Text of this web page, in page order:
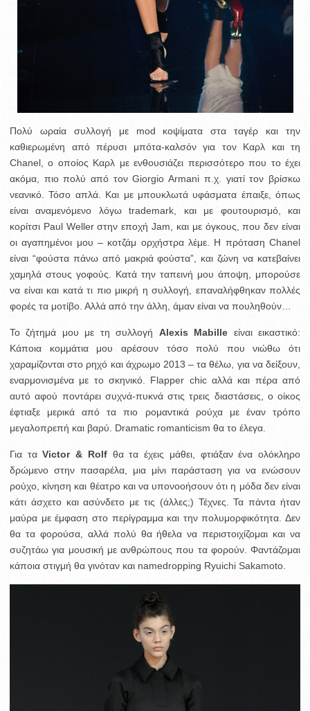
Πολύ ωραία συλλογή με mod κοψίματα στα ταγέρ και την
καθιερωμένη από πέρυσι μπότα-καλσόν για τον Καρλ και τη
Chanel, ο οποίος Καρλ με ενθουσιάζει περισσότερο που το έχει
ακόμα, πιο πολύ από τον Giorgio Armani π.χ. γιατί τον βρίσκω
νεανικό. Τόσο απλά. Και με μπουκλωτά υφάσματα έπαιξε, όπως
είναι αναμενόμενο λόγω trademark, και με φουτουρισμό, και
κορίτσι Paul Weller στην εποχή Jam, και με όγκους, που δεν είναι
οι αγαπημένοι μου – κοτζάμ ορχήστρα λέμε. Η πρόταση Chanel
είναι “φούστα πάνω από μακριά φούστα”, και ζώνη να κατεβαίνει
χαμηλά στους γοφούς. Κατά την ταπεινή μου άποψη, μπορούσε
να είναι και κατά τι πιο μικρή η συλλογή, επαναλήφθηκαν πολλές
φορές τα μοτίβο. Αλλά από την άλλη, άμαν είναι να πουληθούν…
Το ζήτημά μου με τη συλλογή Alexis Mabille είναι εικαστικό:
Κάποια κομμάτια μου αρέσουν τόσο πολύ που νιώθω ότι
χαραμίζονται στο ρηχό και άχρωμο 2013 – τα θέλω, για να δείξουν,
εναρμονισμένα με το σκηνικό. Flapper chic αλλά και πέρα από
αυτό αφού ποντάρει συχνά-πυκνά στις τρεις διαστάσεις, ο οίκος
έφτιαξε μερικά από τα πιο ρομαντικά ρούχα με έναν τρόπο
μεγαλοπρεπή και βαρύ. Dramatic romanticism θα το έλεγα.
Για ταVictor & Rolfθα τα έχεις μάθει, φτιάξαν ένα ολόκληρο
δρώμενο στην πασαρέλα, μια μίνι παράσταση για να ενώσουν
ρούχο, κίνηση και θέατρο και να υπονοοήσουν ότι η μόδα δεν είναι
κάτι άσχετο και ασύνδετο με τις (άλλες;) Τέχνες. Τα πάντα ήταν
μαύρα με έμφαση στο περίγραμμα και την πολυμορφικότητα. Δεν
θα τα φορούσα, αλλά πολύ θα ήθελα να περιστοιχίζομαι και να
συζητάω για μουσική με ανθρώπους που τα φορούν. Φαντάζομαι
κάποια στιγμή θα γινόταν και namedropping Ryuichi Sakamoto.